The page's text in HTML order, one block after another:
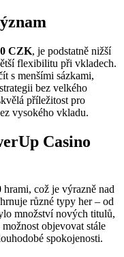
CZK, je podstatně nižší
flexibilitu při vkladech.
s menšími sázkami,
bez velkého
příležitost pro
vysokého vkladu.
Casino
hrami, což je výrazně nad
různé typy her – od
množství nových titulů,
objevovat stále
spokojenosti.